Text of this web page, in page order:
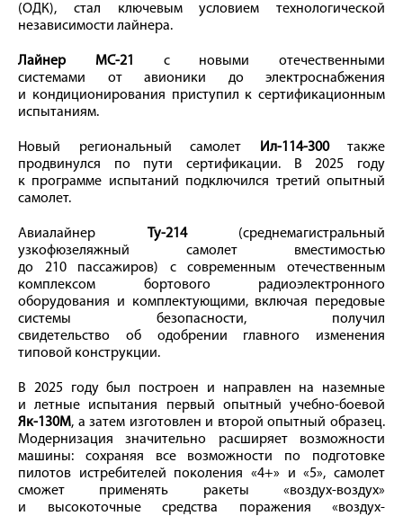
(ОДК), стал ключевым условием технологической
независимости лайнера.
Лайнер МС-21 с новыми отечественными
системами от авионики до электроснабжения
и кондиционирования приступил к сертификационным
испытаниям.
Новый региональный самолет Ил-114-300также
продвинулся по пути сертификации. В 2025 году
к программе испытаний подключился третий опытный
самолет.
Авиалайнер Ту-214(среднемагистральный
узкофюзеляжный самолет вместимостью
до 210 пассажиров) с современным отечественным
комплексом бортового радиоэлектронного
оборудования и комплектующими, включая передовые
системы безопасности, получил
свидетельство об одобрении главного изменения
типовой конструкции.
В 2025 году был построен и направлен на наземные
и летные испытания первый опытный учебно-боевой
Як-130М, а затем изготовлен и второй опытный образец.
Модернизация значительно расширяет возможности
машины: сохраняя все возможности по подготовке
пилотов истребителей поколения «4+» и «5», самолет
сможет применять ракеты «воздух-воздух»
и высокоточные средства поражения «воздух-